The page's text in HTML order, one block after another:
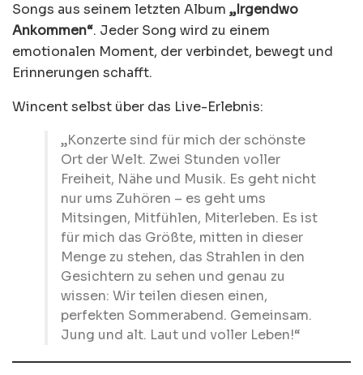
Songs aus seinem letzten Album „Irgendwo
Ankommen“. Jeder Song wird zu einem
emotionalen Moment, der verbindet, bewegt und
Erinnerungen schafft.
Wincent selbst über das Live-Erlebnis:
„Konzerte sind für mich der schönste
Ort der Welt. Zwei Stunden voller
Freiheit, Nähe und Musik. Es geht nicht
nur ums Zuhören – es geht ums
Mitsingen, Mitfühlen, Miterleben. Es ist
für mich das Größte, mitten in dieser
Menge zu stehen, das Strahlen in den
Gesichtern zu sehen und genau zu
wissen: Wir teilen diesen einen,
perfekten Sommerabend. Gemeinsam.
Jung und alt. Laut und voller Leben!“